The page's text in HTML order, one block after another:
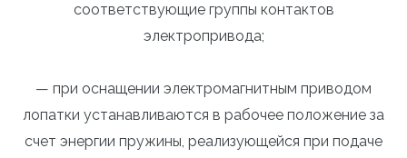
соответствующие группы контактов
электропривода;
— при оснащении электромагнитным приводом
лопатки устанавливаются в рабочее положение за
счет энергии пружины, реализующейся при подаче